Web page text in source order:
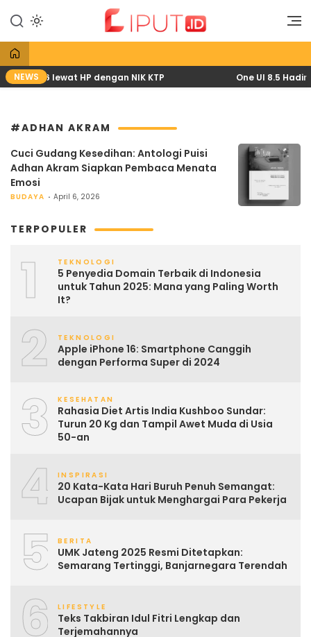
konten
Liput
Liputan Digital
NEWS
2026 lewat HP dengan NIK KTP One UI 8.5 Hadir
#ADHAN AKRAM
Cuci Gudang Kesedihan: Antologi Puisi
Adhan Akram Siapkan Pembaca Menata
Emosi
BUDAYA April 6, 2026
TERPOPULER
1 TEKNOLOGI
5 Penyedia Domain Terbaik di Indonesia
untuk Tahun 2025: Mana yang Paling Worth
It?
2 TEKNOLOGI
Apple iPhone 16: Smartphone Canggih
dengan Performa Super di 2024
3 KESEHATAN
Rahasia Diet Artis India Kushboo Sundar:
Turun 20 Kg dan Tampil Awet Muda di Usia
50-an
4 INSPIRASI
20 Kata-Kata Hari Buruh Penuh Semangat:
Ucapan Bijak untuk Menghargai Para Pekerja
5 BERITA
UMK Jateng 2025 Resmi Ditetapkan:
Semarang Tertinggi, Banjarnegara Terendah
6 LIFESTYLE
Teks Takbiran Idul Fitri Lengkap dan
Terjemahannya